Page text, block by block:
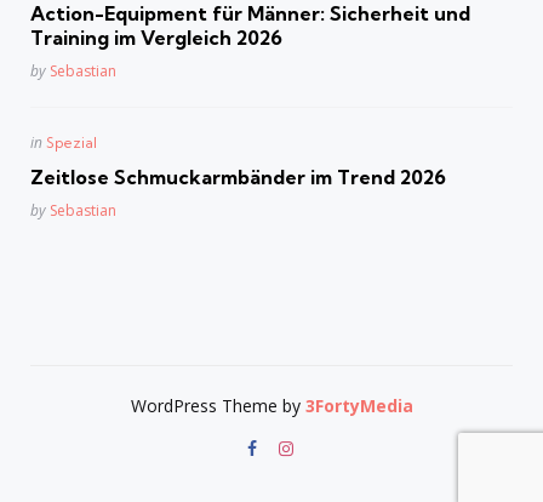
Action-Equipment für Männer: Sicherheit und
Training im Vergleich 2026
Posted
by Sebastian
Posted
in Spezial
Zeitlose Schmuckarmbänder im Trend 2026
Posted
by Sebastian
WordPress Theme by 3FortyMedia